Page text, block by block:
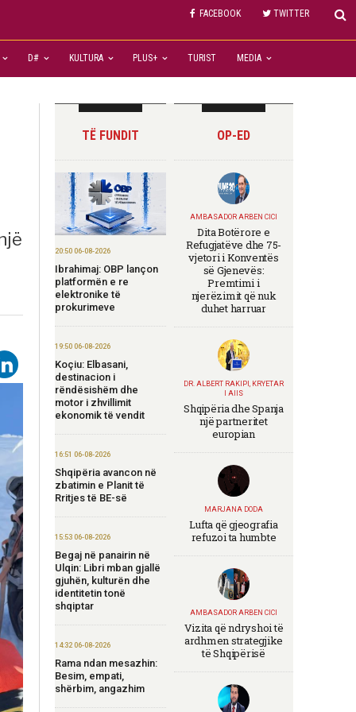
FACEBOOK TWITTER
D# KULTURA PLUS+ TURIST MEDIA
TË FUNDIT
20:50 06-08-2026
Ibrahimaj: OBP lançon
platformën e re
elektronike të
prokurimeve
19:50 06-08-2026
Koçiu: Elbasani,
destinacion i
rëndësishëm dhe
motor i zhvillimit
ekonomik të vendit
16:51 06-08-2026
Shqipëria avancon në
zbatimin e Planit të
Rritjes të BE-së
15:53 06-08-2026
Begaj në panairin në
Ulqin: Libri mban gjallë
gjuhën, kulturën dhe
identitetin tonë
shqiptar
14:32 06-08-2026
Rama ndan mesazhin:
Besim, empati,
shërbim, angazhim
OP-ED
AMBASADOR ARBEN CICI
Dita Botërore e
Refugjatëve dhe 75-
vjetori i Konventës
së Gjenevës:
Premtimi i
njerëzimit që nuk
duhet harruar
DR. ALBERT RAKIPI, KRYETAR
I AIIS
Shqipëria dhe Spanja
një partneritet
europian
MARJANA DODA
Lufta që gjeografia
refuzoi ta humbte
AMBASADOR ARBEN CICI
Vizita që ndryshoi të
ardhmen strategjike
të Shqipërisë